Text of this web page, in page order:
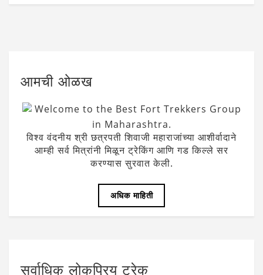
आमची ओळख
Welcome to the Best Fort Trekkers Group
in Maharashtra.
विश्व वंदनीय श्री छत्रपती शिवाजी महाराजांच्या आशीर्वादाने
आम्ही सर्व मित्रांनी मिळून ट्रेकिंग आणि गड किल्ले सर
करण्यास सुरवात केली.
अधिक माहिती
सर्वाधिक लोकप्रिय ट्रेक